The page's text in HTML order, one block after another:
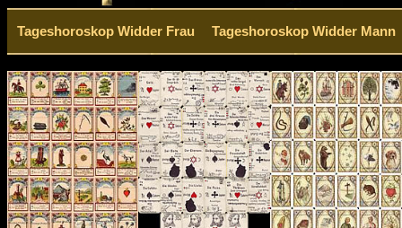
Tageshoroskop Widder Frau Tageshoroskop Widder Mann